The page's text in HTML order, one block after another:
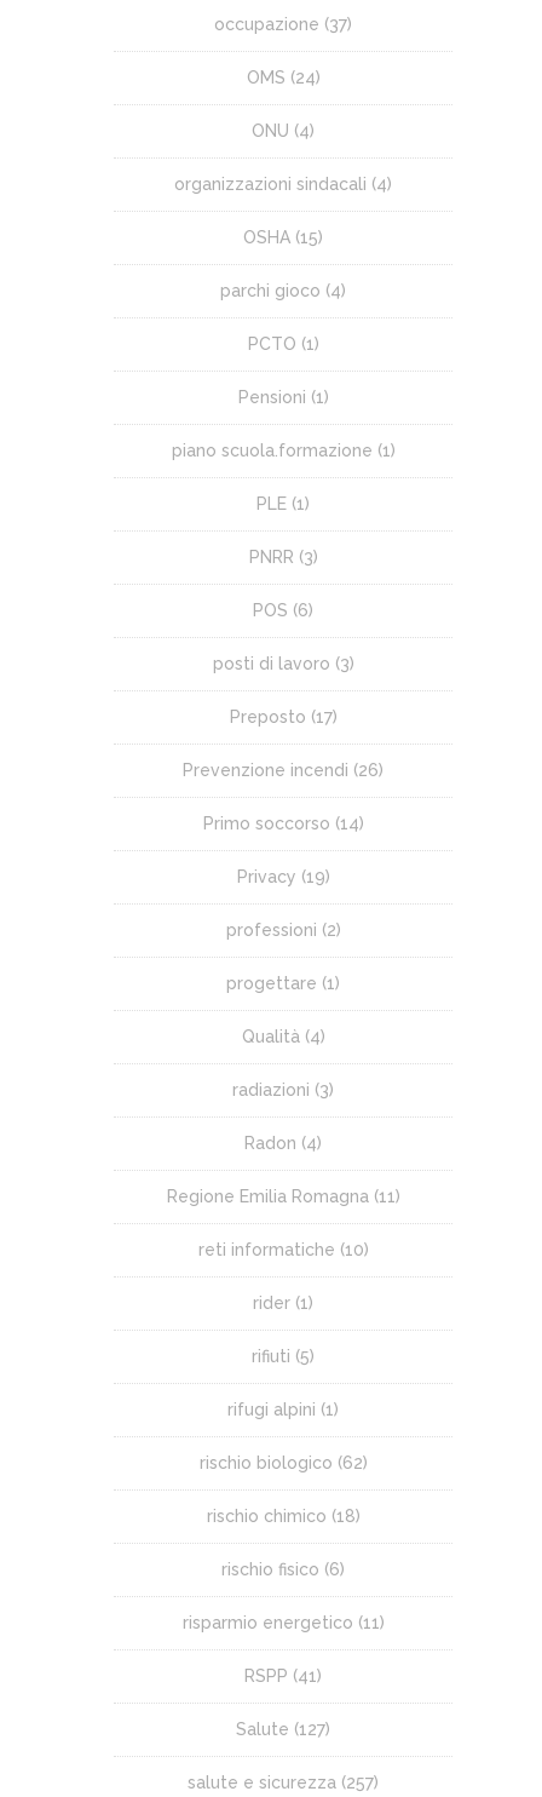
occupazione (37)
OMS (24)
ONU (4)
organizzazioni sindacali (4)
OSHA (15)
parchi gioco (4)
PCTO (1)
Pensioni (1)
piano scuola.formazione (1)
PLE (1)
PNRR (3)
POS (6)
posti di lavoro (3)
Preposto (17)
Prevenzione incendi (26)
Primo soccorso (14)
Privacy (19)
professioni (2)
progettare (1)
Qualità (4)
radiazioni (3)
Radon (4)
Regione Emilia Romagna (11)
reti informatiche (10)
rider (1)
rifiuti (5)
rifugi alpini (1)
rischio biologico (62)
rischio chimico (18)
rischio fisico (6)
risparmio energetico (11)
RSPP (41)
Salute (127)
salute e sicurezza (257)